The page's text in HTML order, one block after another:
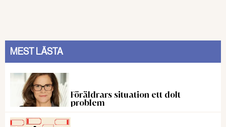
MEST LÄSTA
Föräldrars situation ett dolt
problem